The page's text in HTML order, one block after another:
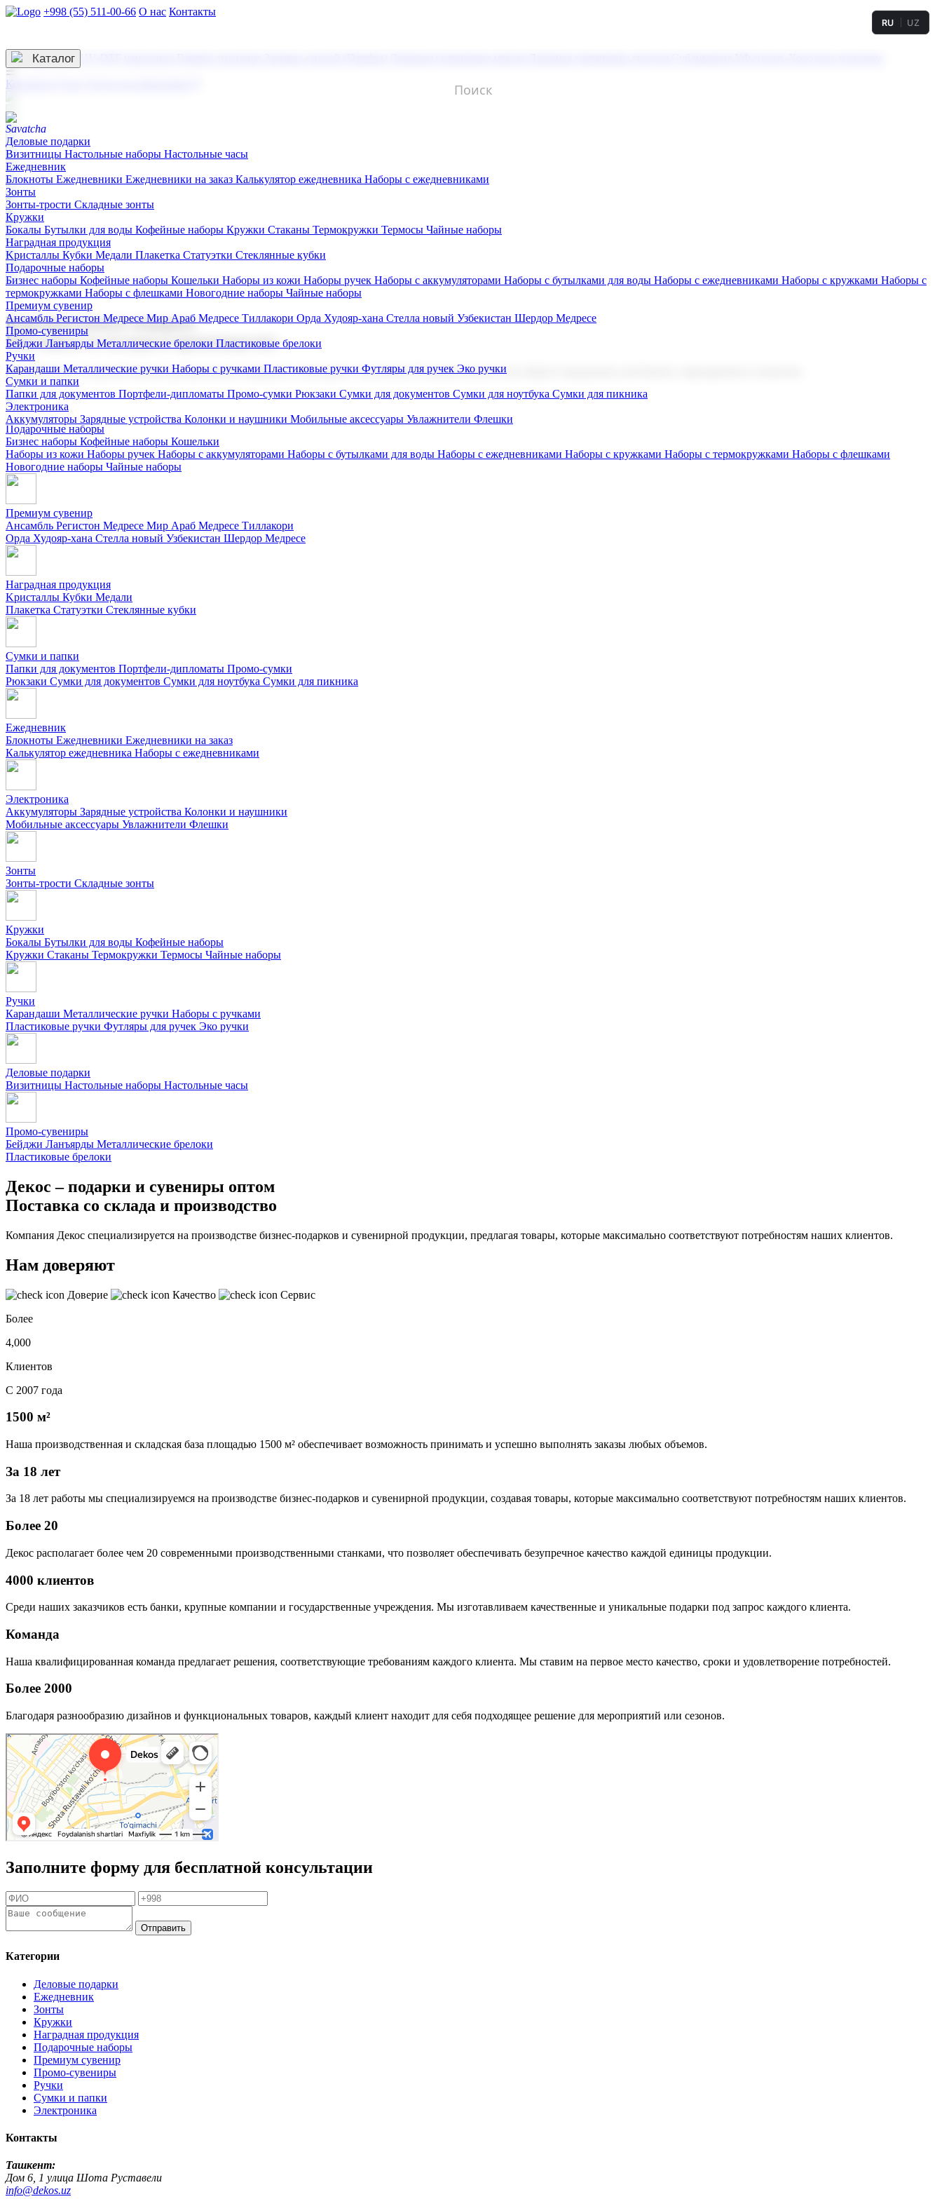
+998 (55) 511-00-66 О нас Контакты
3D гравировка
RU UZ
☰
Контакты
Каталог
Деловые подарки
Визитницы Настольные наборы Настольные часы
Ежедневник
Блокноты Ежедневники Ежедневники на заказ Калькулятор ежедневника Наборы с ежедневниками
Зонты
Зонты-трости Складные зонты
Кружки
Бокалы Бутылки для воды Кофейные наборы Кружки Стаканы Термокружки Термосы Чайные наборы
Наградная продукция
Kристаллы Кубки Медали Плакетка Статуэтки Стеклянные кубки
Подарочные наборы
Бизнес наборы Кофейные наборы Кошельки Наборы из кожи Наборы ручек Наборы с аккумуляторами Наборы с бутылками для воды Наборы с ежедневниками Наборы с кружками Наборы с
термокружками Наборы с флешками Новогодние наборы Чайные наборы
Премиум сувенир
Ансамбль Регистон Медресе Мир Араб Медресе Тиллакори Орда Худояр-хана Стелла новый Узбекистан Шердор Медресе
Промо-сувениры
Бейджи Ланъярды Металлические брелоки Пластиковые брелоки
Ручки
Карандаши Металлические ручки Наборы с ручками Пластиковые ручки Футляры для ручек Эко ручки
Сумки и папки
Папки для документов Портфели-дипломаты Промо-сумки Рюкзаки Сумки для документов Сумки для ноутбука Сумки для пикника
Электроника
Аккумуляторы Зарядные устройства Колонки и наушники Мобильные аксессуары Увлажнители Флешки
Корпоративные подарки
Поставка со склада и производство
Мы предлагаем широкий выбор корпоративных подарков и сувениров с логотипом. В нашем каталоге вы найдете продукцию для бизнеса, мероприятия и клиентов.
Подарочные наборы
Бизнес наборы Кофейные наборы Кошельки
Наборы из кожи Наборы ручек Наборы с аккумуляторами Наборы с бутылками для воды Наборы с ежедневниками Наборы с кружками Наборы с термокружками Наборы с флешками
Новогодние наборы Чайные наборы
Премиум сувенир
Ансамбль Регистон Медресе Мир Араб Медресе Тиллакори
Орда Худояр-хана Стелла новый Узбекистан Шердор Медресе
Наградная продукция
Kристаллы Кубки Медали
Плакетка Статуэтки Стеклянные кубки
Сумки и папки
Папки для документов Портфели-дипломаты Промо-сумки
Рюкзаки Сумки для документов Сумки для ноутбука Сумки для пикника
Ежедневник
Блокноты Ежедневники Ежедневники на заказ
Калькулятор ежедневника Наборы с ежедневниками
Электроника
Аккумуляторы Зарядные устройства Колонки и наушники
Мобильные аксессуары Увлажнители Флешки
Зонты
Зонты-трости Складные зонты
Кружки
Бокалы Бутылки для воды Кофейные наборы
Кружки Стаканы Термокружки Термосы Чайные наборы
Ручки
Карандаши Металлические ручки Наборы с ручками
Пластиковые ручки Футляры для ручек Эко ручки
Деловые подарки
Визитницы Настольные наборы Настольные часы
Промо-сувениры
Бейджи Ланъярды Металлические брелоки
Пластиковые брелоки
Декос – подарки и сувениры оптом
Поставка со склада и производство
Компания Декос специализируется на производстве бизнес-подарков и сувенирной продукции, предлагая товары, которые максимально соответствуют потребностям наших клиентов.
Нам доверяют
Доверие Качество
Сервис
Более
4,000
Клиентов
С 2007 года
1500 м²
Наша производственная и складская база площадью 1500 м² обеспечивает возможность принимать и успешно выполнять заказы любых объемов.
За 18 лет
За 18 лет работы мы специализируемся на производстве бизнес-подарков и сувенирной продукции, создавая товары, которые максимально соответствуют потребностям наших клиентов.
Более 20
Декос располагает более чем 20 современными производственными станками, что позволяет обеспечивать безупречное качество каждой единицы продукции.
4000 клиентов
Среди наших заказчиков есть банки, крупные компании и государственные учреждения. Мы изготавливаем качественные и уникальные подарки под запрос каждого клиента.
Команда
Наша квалифицированная команда предлагает решения, соответствующие требованиям каждого клиента. Мы ставим на первое место качество, сроки и удовлетворение потребностей.
Более 2000
Благодаря разнообразию дизайнов и функциональных товаров, каждый клиент находит для себя подходящее решение для мероприятий или сезонов.
Заполните форму для бесплатной консультации
Отправить
Категории
Деловые подарки
Ежедневник
Зонты
Кружки
Наградная продукция
Подарочные наборы
Премиум сувенир
Промо-сувениры
Ручки
Сумки и папки
Электроника
Контакты
Ташкент:
Дом 6, 1 улица Шота Руставели
info@dekos.uz